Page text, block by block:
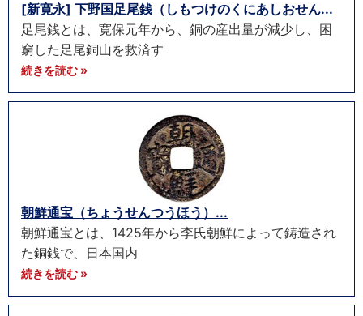
[新寛永] 下野国足尾銭（しもつけのくにあしおせん...
足尾銭とは、寛保元年から、銅の産出量が減少し、困
窮した足尾銅山を救済す
続きを読む »
朝鮮通宝（ちょうせんつうほう）...
朝鮮通宝とは、1425年から李氏朝鮮によって鋳造され
た銅銭で、日本国内
続きを読む »